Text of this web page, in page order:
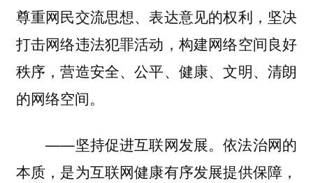
尊重网民交流思想、表达意见的权利，坚决
打击网络违法犯罪活动，构建网络空间良好
秩序，营造安全、公平、健康、文明、清朗
的网络空间。
——坚持促进互联网发展。依法治网的
本质，是为互联网健康有序发展提供保障，